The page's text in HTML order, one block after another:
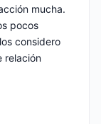
mucha.
pocos
considero
relación